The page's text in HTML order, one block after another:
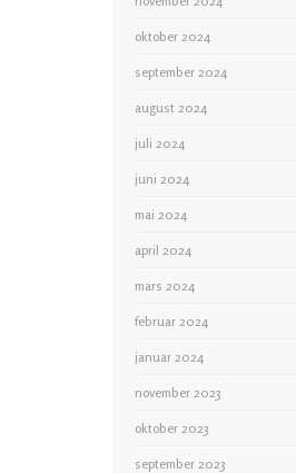
oktober 2024
september 2024
august 2024
juli 2024
juni 2024
mai 2024
april 2024
mars 2024
februar 2024
januar 2024
november 2023
oktober 2023
september 2023